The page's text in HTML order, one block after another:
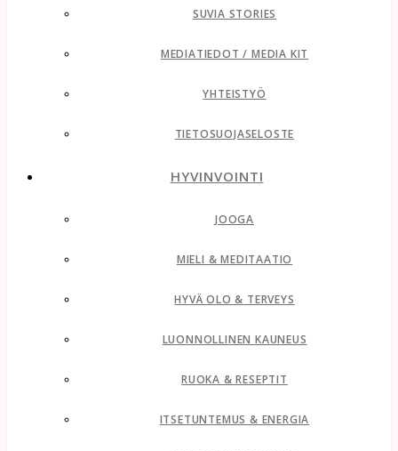
SUVIA STORIES
MEDIATIEDOT / MEDIA KIT
YHTEISTYÖ
TIETOSUOJASELOSTE
HYVINVOINTI
JOOGA
MIELI & MEDITAATIO
HYVÄ OLO & TERVEYS
LUONNOLLINEN KAUNEUS
RUOKA & RESEPTIT
ITSETUNTEMUS & ENERGIA